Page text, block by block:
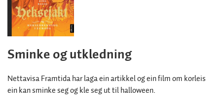
Sminke og utkledning
Nettavisa Framtida har laga ein artikkel og ein film om korleis
ein kan sminke seg og kle seg ut til halloween.